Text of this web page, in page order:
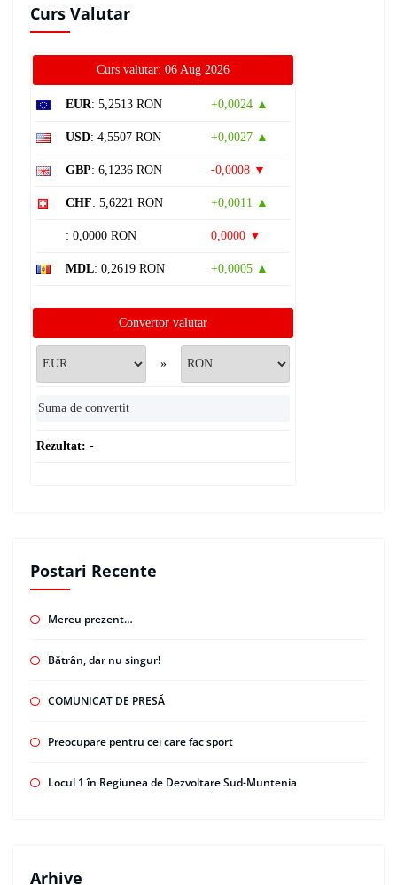
Curs Valutar
Curs valutar: 06 Aug 2026
EUR: 5,2513 RON +0,0024 ▲
USD: 4,5507 RON +0,0027 ▲
GBP: 6,1236 RON -0,0008 ▼
CHF: 5,6221 RON +0,0011 ▲
: 0,0000 RON 0,0000 ▼
MDL: 0,2619 RON +0,0005 ▲
Convertor valutar
»
Rezultat: -
Postari Recente
Mereu prezent…
Bătrân, dar nu singur!
COMUNICAT DE PRESĂ
Preocupare pentru cei care fac sport
Locul 1 în Regiunea de Dezvoltare Sud-Muntenia
Arhive